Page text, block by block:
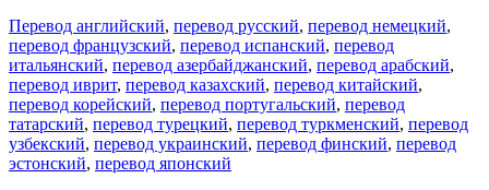
Перевод английский, перевод русский, перевод немецкий,
перевод французский, перевод испанский, перевод
итальянский, перевод азербайджанский, перевод арабский,
перевод иврит, перевод казахский, перевод китайский,
перевод корейский, перевод португальский, перевод
татарский, перевод турецкий, перевод туркменский, перевод
узбекский, перевод украинский, перевод финский, перевод
эстонский, перевод японский